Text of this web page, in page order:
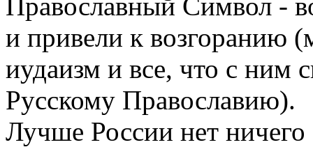
Православный Символ -
и привели к возгоранию
иудаизм и все, что с ним
Русскому Православию).
Лучше России нет ничего